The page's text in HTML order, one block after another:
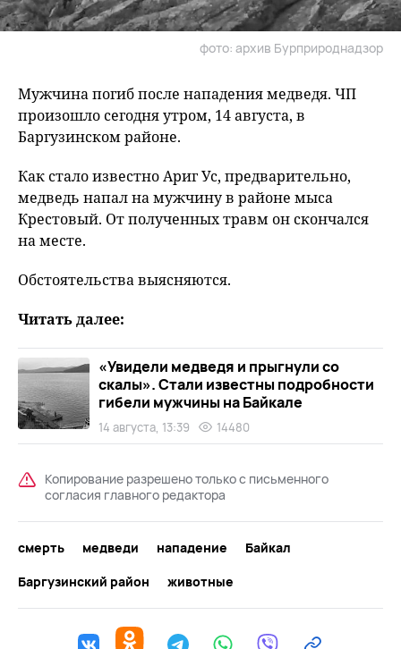
фото: архив Бурприроднадзор
Мужчина погиб после нападения медведя. ЧП
произошло сегодня утром, 14 августа, в
Баргузинском районе.
Как стало известно Ариг Ус, предварительно,
медведь напал на мужчину в районе мыса
Крестовый. От полученных травм он скончался
на месте.
Обстоятельства выясняются.
Читать далее:
«Увидели медведя и прыгнули со
скалы». Стали известны подробности
гибели мужчины на Байкале
14 августа, 13:39 14480
Копирование разрешено только с письменного
согласия главного редактора
смерть медведи нападение
Байкал
Баргузинский район
животные